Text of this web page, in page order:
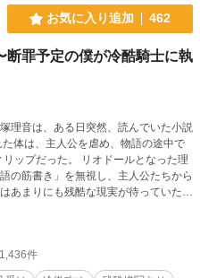
お気に入り追加 462
断罪予定の僕が冷酷騎士に執
理音は、ある日突然、読んでいた小説
体は、主人公を虐め、物語の途中で
オドールとなった理
の筋書き」を無視し、主人公たちから
あまりにも残酷な現実が待っていた。
辛い目に合いますので、苦手な方は
0時更新。
件